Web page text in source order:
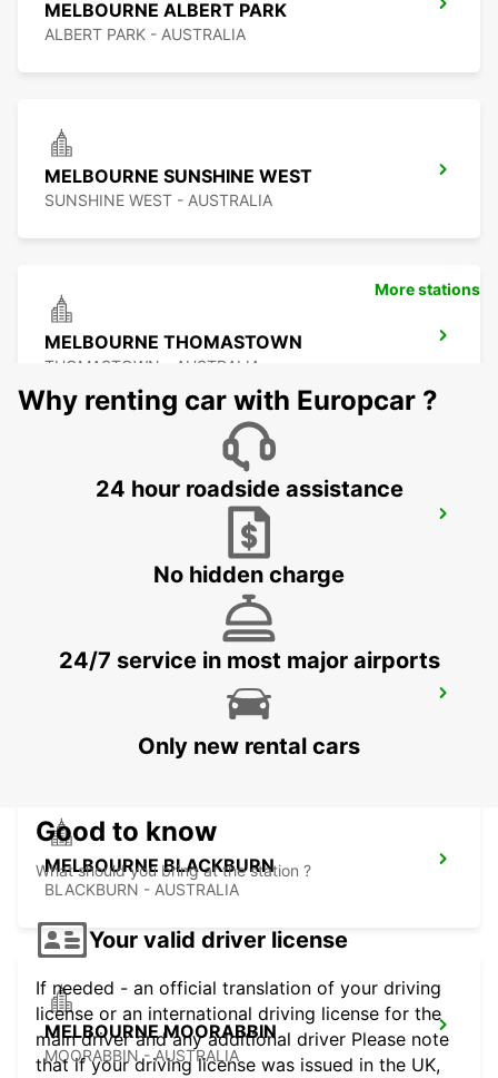
MELBOURNE ALBERT PARK
ALBERT PARK - AUSTRALIA
MELBOURNE SUNSHINE WEST
SUNSHINE WEST - AUSTRALIA
MELBOURNE THOMASTOWN
THOMASTOWN - AUSTRALIA
MELBOURNE TULLAMARINE OFF
TULLAMARINE - AUSTRALIA
MELBOURNE CAMPBELLFIELD
CAMPBELLFIELD - AUSTRALIA
MELBOURNE BLACKBURN
BLACKBURN - AUSTRALIA
MELBOURNE MOORABBIN
MOORABBIN - AUSTRALIA
More stations
Why renting car with Europcar ?
24 hour roadside assistance
No hidden charge
24/7 service in most major airports
Only new rental cars
Good to know
What should you bring at the station ?
Your valid driver license
If needed - an official translation of your driving
license or an international driving license for the
main driver and any additional driver Please note
that if your driving license was issued in the UK,